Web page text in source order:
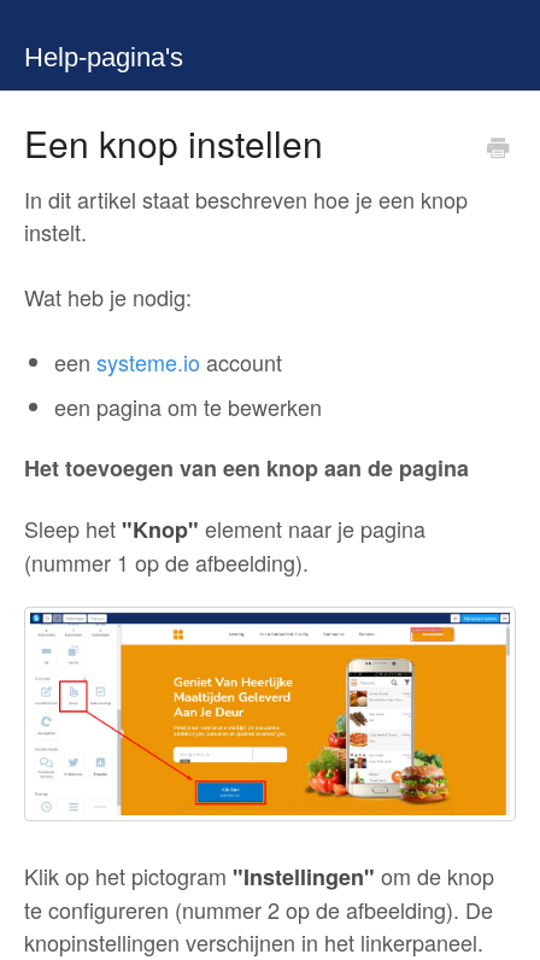
Help-pagina's
Een knop instellen
In dit artikel staat beschreven hoe je een knop
instelt.
Wat heb je nodig:
een systeme.io account
een pagina om te bewerken
Het toevoegen van een knop aan de pagina
Sleep het "Knop" element naar je pagina
(nummer 1 op de afbeelding).
Klik op het pictogram "Instellingen" om de knop
te configureren (nummer 2 op de afbeelding). De
knopinstellingen verschijnen in het linkerpaneel.